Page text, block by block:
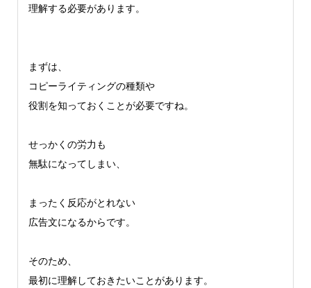
理解する必要があります。
まずは、
コピーライティングの種類や
役割を知っておくことが必要ですね。
せっかくの労力も
無駄になってしまい、
まったく反応がとれない
広告文になるからです。
そのため、
最初に理解しておきたいことがあります。